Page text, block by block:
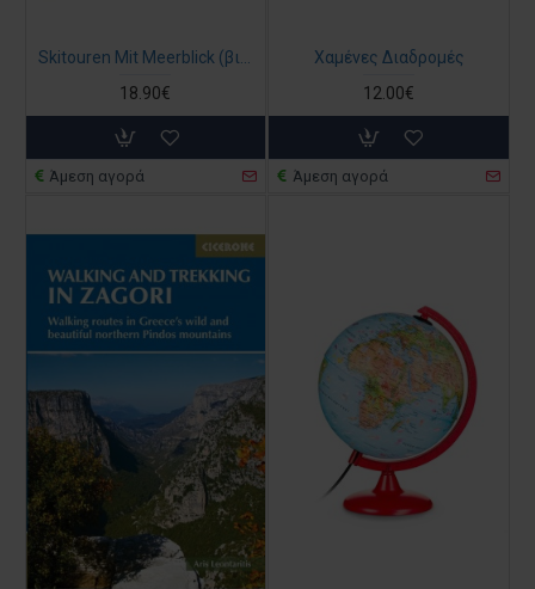
Skitouren Mit Meerblick (βιβλίο στα γερμανικά)
18.90€
Άμεση αγορά
Χαμένες Διαδρομές
12.00€
Άμεση αγορά